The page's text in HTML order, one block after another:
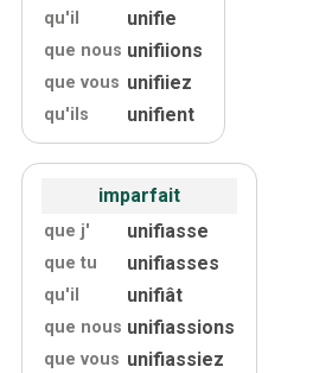
qu'il unifie
que nous unifiions
que vous unifiiez
qu'ils unifient
imparfait
que j' unifiasse
que tu unifiasses
qu'il unifiât
que nous unifiassions
que vous unifiassiez